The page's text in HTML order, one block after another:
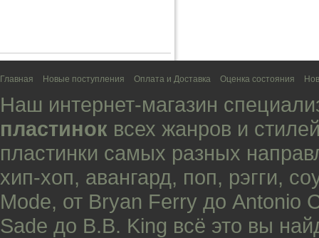
Главная Новые поступления Оплата и Доставка Оценка состояния
Наш интернет-магазин
пластинок всех жанров и
пластинки самых разных
хип-хоп, авангард, поп, рэгги,
Mode, от Bryan Ferry до Antonio
Sade до B.B. King всё это вы